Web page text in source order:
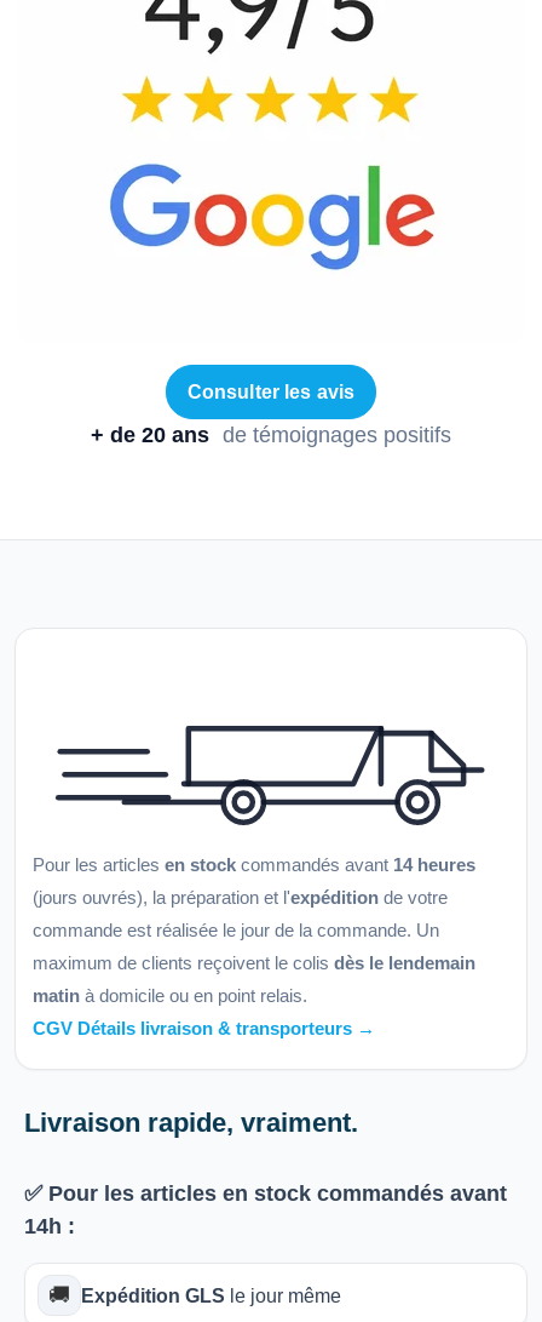
Consulter les avis
+ de 20 ans de témoignages positifs
Pour les articles en stock commandés avant 14 heures
(jours ouvrés), la préparation et l'expédition de votre
commande est réalisée le jour de la commande. Un
maximum de clients reçoivent le colis dès le lendemain
matin à domicile ou en point relais.
CGV Détails livraison & transporteurs →
Livraison rapide, vraiment.
✅ Pour les articles en stock commandés avant
14h :
🚚 Expédition GLS le jour même